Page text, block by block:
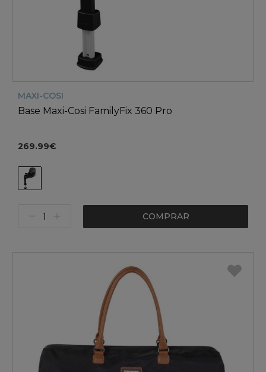
MAXI-COSI
Base Maxi-Cosi FamilyFix 360 Pro
269.99€
COMPRAR